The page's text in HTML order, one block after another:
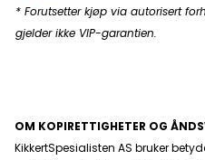
* Forutsetter kjøp via autorisert
gjelder ikke VIP-garantien.
OM KOPIRETTIGHETER OG
KikkertSpesialisten AS bruker